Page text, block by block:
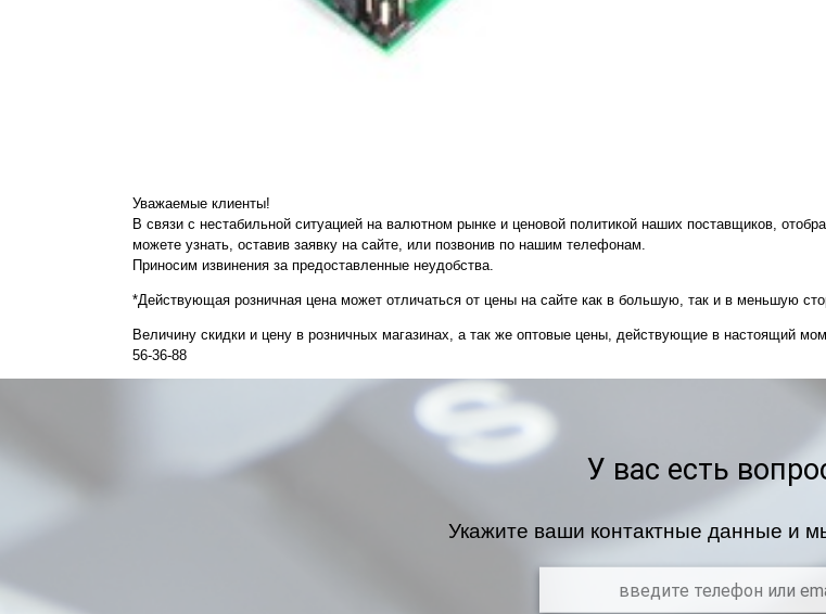
Уважаемые клиенты!
В связи с нестабильной ситуацией на валютном рынке и ценовой политикой наших поставщиков,
можете узнать, оставив заявку на сайте, или позвонив по нашим телефонам.
Приносим извинения за предоставленные неудобства.
*Действующая розничная цена может отличаться от цены на сайте как в большую, так и в меньшую
Величину скидки и цену в розничных магазинах, а так же оптовые цены, действующие в настоящий
56-36-88
У вас есть
Укажите ваши контактные данные и